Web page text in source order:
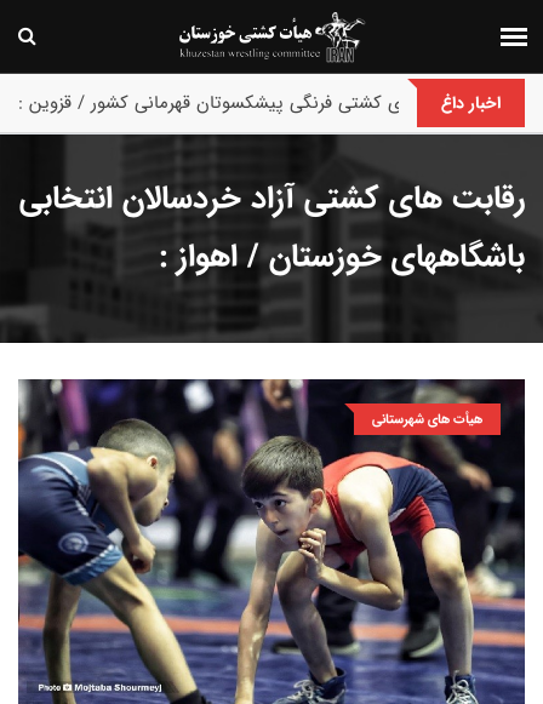
اخبار داغ
پایان رقابت های کشتی فرنگی پیشکسوتان قهرمانی کشور / قزوین :
رقابت های کشتی آزاد خردسالان انتخابی
باشگاههای خوزستان / اهواز :
هیأت های شهرستانی